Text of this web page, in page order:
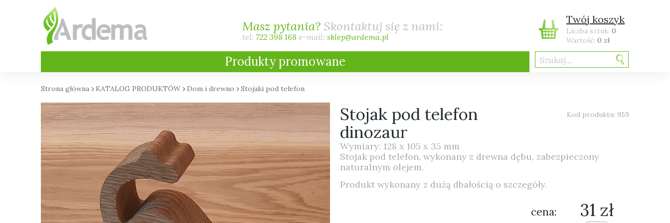
Masz pytania? Skontaktuj się z nami:
tel: 722 398 168 e-mail: sklep@ardema.pl
Twój koszyk
Liczba sztuk: 0
Wartość: 0 zł
Produkty promowane Szukaj...
Strona główna › KATALOG PRODUKTÓW › Dom i drewno › Stojaki pod telefon
Stojak pod telefon
dinozaur
Kod produktu: 959
Wymiary: 128 x 105 x 35 mm
Stojak pod telefon, wykonany z drewna dębu, zabezpieczony
naturalnym olejem.
Produkt wykonany z dużą dbałością o szczegóły.
cena: 31 zł